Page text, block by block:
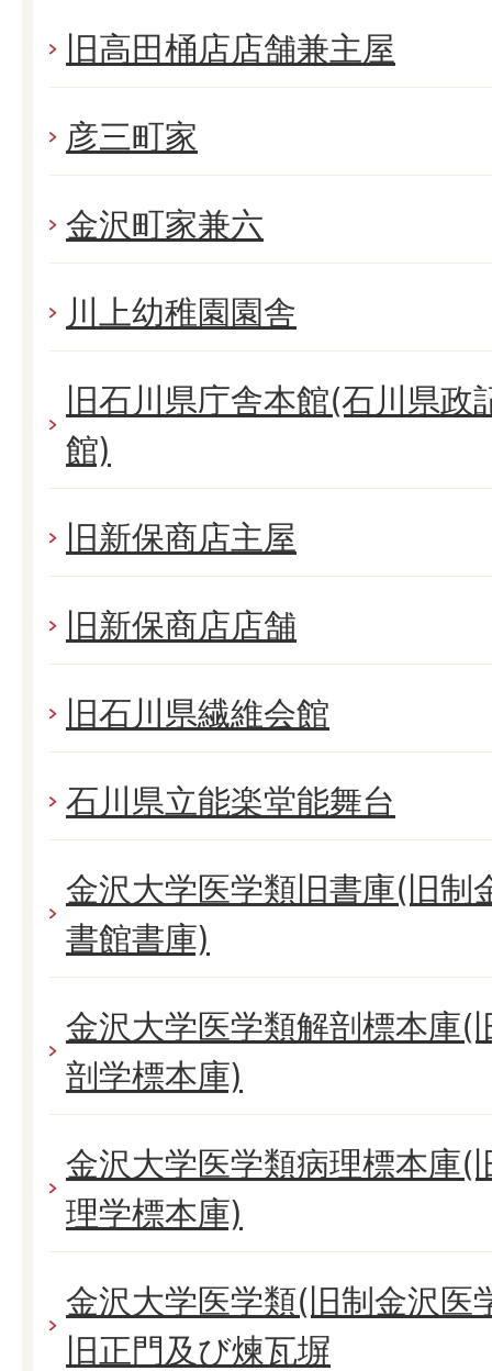
旧高田桶店店舗兼主屋
彦三町家
金沢町家兼六
川上幼稚園園舎
旧石川県庁舎本館(石川県
館)
旧新保商店主屋
旧新保商店店舗
旧石川県繊維会館
石川県立能楽堂能舞台
金沢大学医学類旧書庫(旧制
書館書庫)
金沢大学医学類解剖標本庫(
剖学標本庫)
金沢大学医学類病理標本庫(
理学標本庫)
金沢大学医学類(旧制金沢医
旧正門及び煉瓦塀